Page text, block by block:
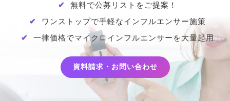
✔
無料で公募リストをご提案！
✔
ワンストップで手軽なインフルエンサー施策
✔
一律価格でマイクロインフルエンサーを大量起用
資料請求・お問い合わせ